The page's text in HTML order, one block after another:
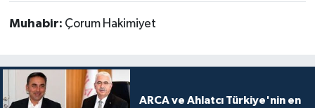
Muhabir: Çorum Hakimiyet
ARCA ve Ahlatcı Türkiye'nin en